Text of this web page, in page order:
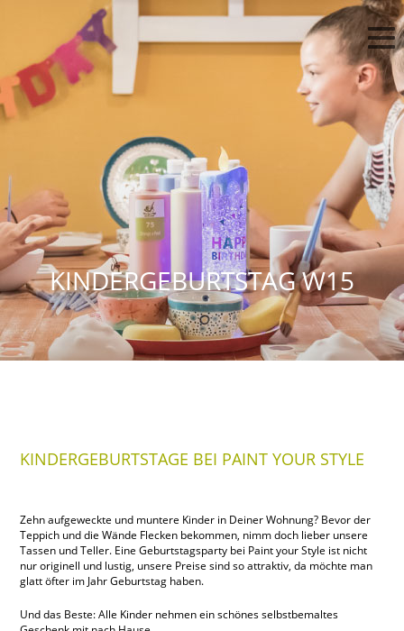
KINDERGEBURTSTAG W15
KINDERGEBURTSTAGE BEI PAINT YOUR STYLE
Zehn aufgeweckte und muntere Kinder in Deiner Wohnung? Bevor der
Teppich und die Wände Flecken bekommen, nimm doch lieber unsere
Tassen und Teller. Eine Geburtstagsparty bei Paint your Style ist nicht
nur originell und lustig, unsere Preise sind so attraktiv, da möchte man
glatt öfter im Jahr Geburtstag haben.
Und das Beste: Alle Kinder nehmen ein schönes selbstbemaltes